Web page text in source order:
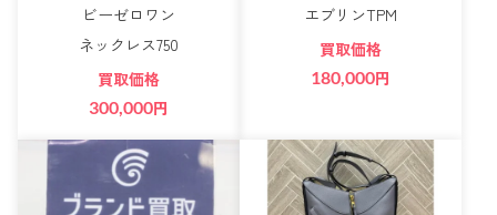
ビーゼロワン
ネックレス750
買取価格
300,000円
エブリンTPM
買取価格
180,000円